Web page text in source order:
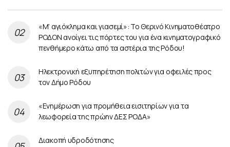
«Μ’ αγιόκλημα και γιασεμί»: Το Θερινό Κινηματοθέατρο
ΡΟΔΟΝ ανοίγει τις πόρτες του για ένα κινηματογραφικό
πενθήμερο κάτω από τα αστέρια της Ρόδου!
Ηλεκτρονική εξυπηρέτηση πολιτών για οφειλές προς
τον Δήμο Ρόδου
«Ενημέρωση για προμήθεια εισιτηρίων για τα
λεωφορεία της πρώην ΔΕΣ ΡΟΔΑ»
Διακοπή υδροδότησης